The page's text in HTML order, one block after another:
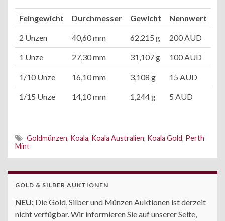
Feingewicht Durchmesser Gewicht Nennwert
2 Unzen 40,60 mm 62,215 g 200 AUD
1 Unze 27,30 mm 31,107 g 100 AUD
1/10 Unze 16,10 mm 3,108 g 15 AUD
1/15 Unze 14,10 mm 1,244 g 5 AUD
Goldmünzen, Koala, Koala Australien, Koala Gold, Perth
Mint
GOLD & SILBER AUKTIONEN
NEU: Die Gold, Silber und Münzen Auktionen ist derzeit
nicht verfügbar. Wir informieren Sie auf unserer Seite,